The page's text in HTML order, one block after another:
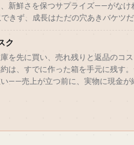
新鮮さを保つサプライズ——がなけ
きず、成長はただの穴あきバケツだ
ク
を先に買い、売れ残りと返品のコ
は、すでに作った箱を手元に残す
——売上が立つ前に、実物に現金が